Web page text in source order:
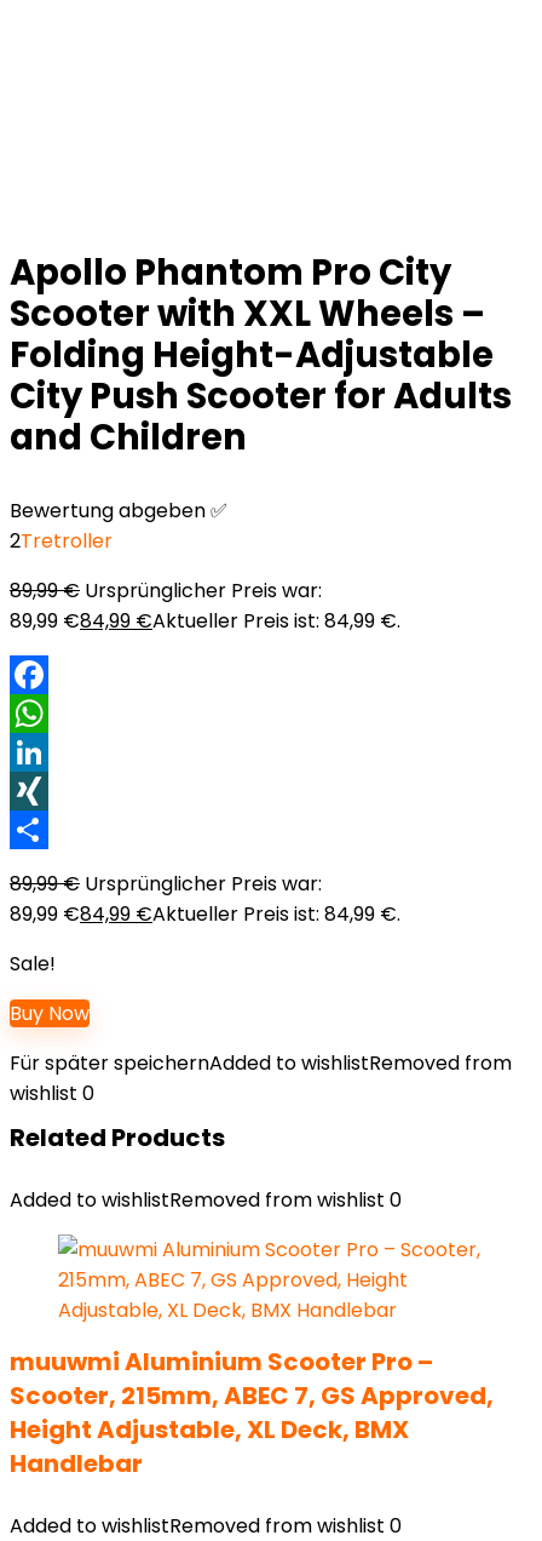
Apollo Phantom Pro City
Scooter with XXL Wheels –
Folding Height-Adjustable
City Push Scooter for Adults
and Children
Bewertung abgeben ✅
2Tretroller
89,99€ Ursprünglicher Preis war:
89,99 €84,99 €Aktueller Preis ist: 84,99 €.
Facebook
WhatsApp
LinkedIn
XING
89,99€ Ursprünglicher Preis war:
89,99 €84,99 €Aktueller Preis ist: 84,99 €.
Sale!
Buy Now
Für später speichernAdded to wishlistRemoved from
wishlist 0
Related Products
Added to wishlistRemoved from wishlist 0
muuwmi Aluminium Scooter Pro –
Scooter, 215mm, ABEC 7, GS Approved,
Height Adjustable, XL Deck, BMX
Handlebar
Added to wishlistRemoved from wishlist 0